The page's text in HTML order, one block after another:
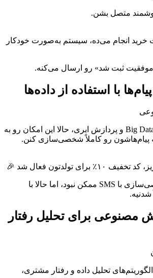
متصل بشن.
خرید انجام می‌ده، سیستم به‌صورت خودکار
ثبت شد» رو ارسال می‌کنه.
با استفاده از داده‌ها
فناوری‌های مرتبط با Big Data و پردازش ابری، حالا این امکان رو به
رو کاملاً شخصی‌سازی کنن.
برای تولدتون فعال شد 🎉
قبلاً این سطح از شخصی‌سازی با SMS ممکن نبود، اما حالا با
مصنوعی برای تحلیل رفتار
الگوریتم‌های تحلیل داده و رفتار مشتری،